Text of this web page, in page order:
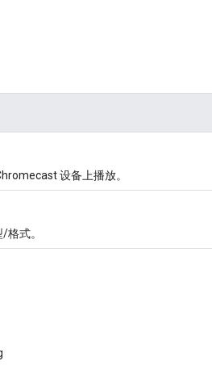
设备上播放。
格式。